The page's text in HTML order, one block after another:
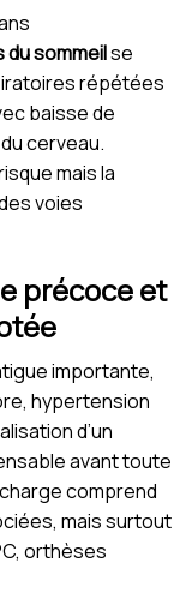
du sommeilse
répétées
baisse de
cerveau.
mais la
voies
précoce et
importante,
hypertension
d’un
avant toute
comprend
mais surtout
orthèses